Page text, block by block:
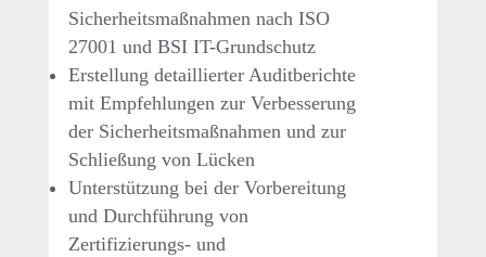
Sicherheitsmaßnahmen nach ISO
27001 und BSI IT-Grundschutz
Erstellung detaillierter Auditberichte
mit Empfehlungen zur Verbesserung
der Sicherheitsmaßnahmen und zur
Schließung von Lücken
Unterstützung bei der Vorbereitung
und Durchführung von
Zertifizierungs- und